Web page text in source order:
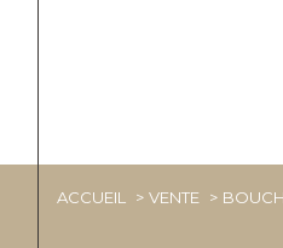
ACCUEIL VENTE